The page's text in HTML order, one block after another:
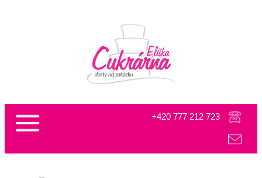
+420 777 212 723